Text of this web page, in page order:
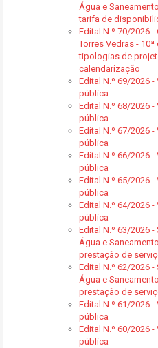
Água e
tarifa de
Edital N.º 70/2026
Torres Vedras -
tipologias de
calendarização
Edital N.º 69/2026
pública
Edital N.º 68/2026
pública
Edital N.º 67/2026
pública
Edital N.º 66/2026
pública
Edital N.º 65/2026
pública
Edital N.º 64/2026
pública
Edital N.º 63/2026
Água e
prestação de
Edital N.º 62/2026
Água e
prestação de
Edital N.º 61/2026
pública
Edital N.º 60/2026
pública